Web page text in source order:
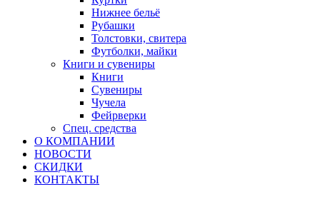
Нижнее бельё
Рубашки
Толстовки, свитера
Футболки, майки
Книги и сувениры
Книги
Сувениры
Чучела
Фейрверки
Спец. средства
О КОМПАНИИ
НОВОСТИ
СКИДКИ
КОНТАКТЫ